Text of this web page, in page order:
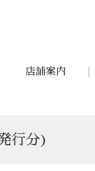
店舗案内
行分)